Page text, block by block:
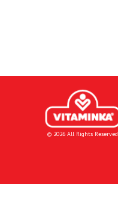
© 2026 All Rights Reserved